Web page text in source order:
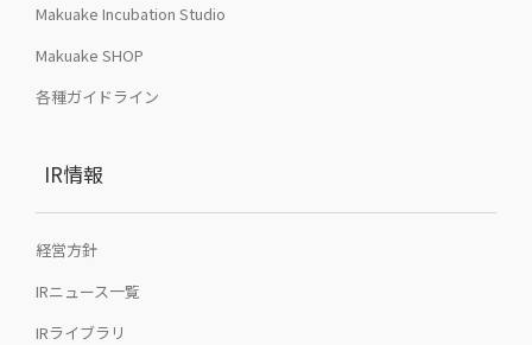
Makuake Incubation Studio
Makuake SHOP
各種ガイドライン
IR情報
経営方針
IRニュース一覧
IRライブラリ